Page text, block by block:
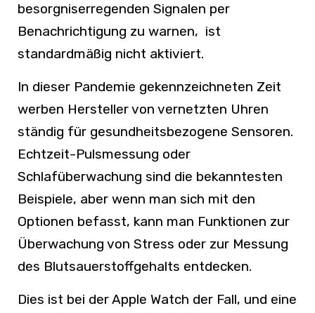
besorgniserregenden Signalen per
Benachrichtigung zu warnen, ist
standardmäßig nicht aktiviert.
In dieser Pandemie gekennzeichneten Zeit
werben Hersteller von vernetzten Uhren
ständig für gesundheitsbezogene Sensoren.
Echtzeit-Pulsmessung oder
Schlafüberwachung sind die bekanntesten
Beispiele, aber wenn man sich mit den
Optionen befasst, kann man Funktionen zur
Überwachung von Stress oder zur Messung
des Blutsauerstoffgehalts entdecken.
Dies ist bei der Apple Watch der Fall, und eine